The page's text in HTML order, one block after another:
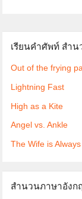
เรียนคำศัพท์ สำ
Out of the frying
Lightning Fast
High as a Kite
Angel vs. Ankle
The Wife is
สำนวนภาษาอังก